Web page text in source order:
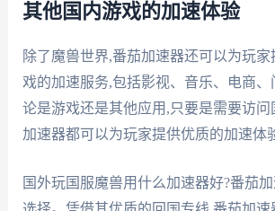
其他国内游戏的加速体验
除了魔兽世界,番茄加速器还可以为玩
戏的加速服务,包括影视、音乐、电商
论是游戏还是其他应用,只要是需要访问
加速器都可以为玩家提供优质的加速体
国外玩国服魔兽用什么加速器好?番茄